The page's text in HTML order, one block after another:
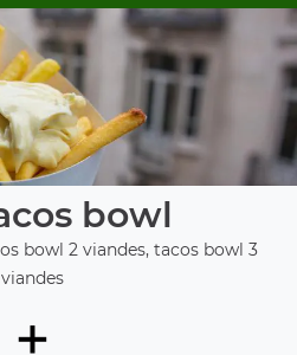
bowl
bowl 2 viandes, tacos bowl 3
viandes
+